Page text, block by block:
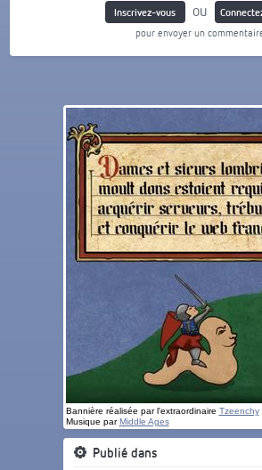
Inscrivez-vous ou
pour envoyer un
Bannière réalisée par l'extraordinaire Tzeenchy
Musique parMiddle Ages
Publié dans